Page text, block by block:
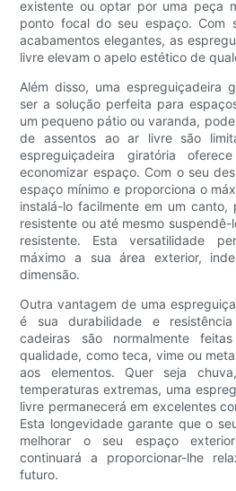
existente ou optar por uma peça
ponto focal do seu espaço. Com
acabamentos elegantes, as
livre elevam o apelo estético de
Além disso, uma espreguiçadeira
ser a solução perfeita para
um pequeno pátio ou varanda,
de assentos ao ar livre são
espreguiçadeira giratória
economizar espaço. Com o seu
espaço mínimo e proporciona o
instalá-lo facilmente em um canto,
resistente ou até mesmo
resistente. Esta versatilidade
máximo a sua área exterior,
dimensão.
Outra vantagem de uma
é sua durabilidade e
cadeiras são normalmente
qualidade, como teca, vime ou
aos elementos. Quer seja
temperaturas extremas, uma
livre permanecerá em excelentes
Esta longevidade garante que o
melhorar o seu espaço
continuará a proporcionar-lhe
futuro.